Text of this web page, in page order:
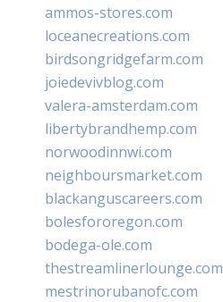
ammos-stores.com
loceanecreations.com
birdsongridgefarm.com
joiedevivblog.com
valera-amsterdam.com
libertybrandhemp.com
norwoodinnwi.com
neighboursmarket.com
blackanguscareers.com
bolesfororegon.com
bodega-ole.com
thestreamlinerlounge.com
mestrinorubanofc.com